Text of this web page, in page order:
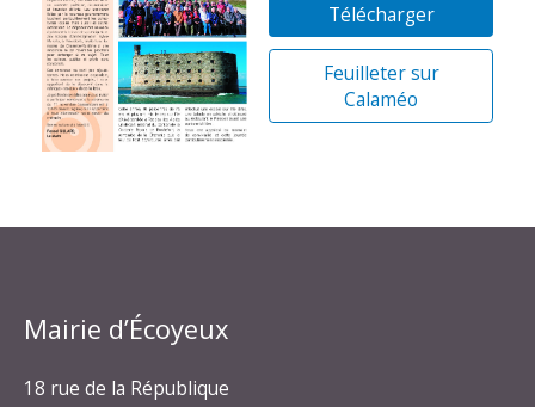
Télécharger
Feuilleter sur
Calaméo
Mairie d’Écoyeux
18 rue de la République